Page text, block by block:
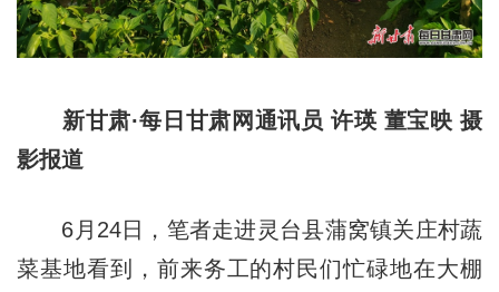
新甘肃·每日甘肃网通讯员 许瑛 董宝映 摄
影报道
6月24日，笔者走进灵台县蒲窝镇关庄村蔬
菜基地看到，前来务工的村民们忙碌地在大棚